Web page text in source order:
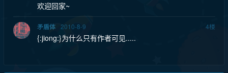
欢迎回家~
矛盾体 2010-8-9 4楼
{:jiong:}为什么只有作者可见.....